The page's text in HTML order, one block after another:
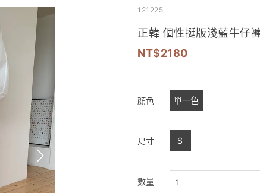
121225
正韓 個性挺版淺藍牛仔
2180
顏色 單一色
尺寸 S
數量